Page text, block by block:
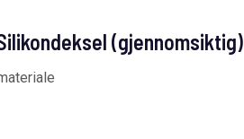
(gjennomsiktig)